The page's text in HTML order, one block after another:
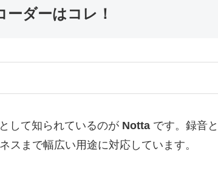
ダーはコレ！
して知られているのが Notta です。録音と
スまで幅広い用途に対応しています。